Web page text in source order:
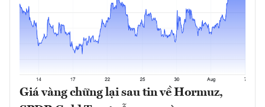
Giá vàng chững lại sau tin về Hormuz,